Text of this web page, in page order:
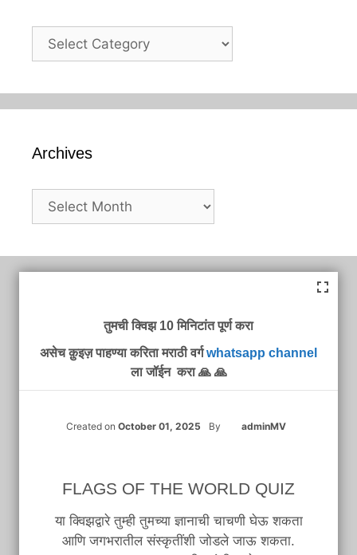
Categories
Archives
Archives
तुमची क्विझ 10 मिनिटांत पूर्ण करा
असेच क़ुइज़ पाहण्या करिता मराठी वर्गwhatsapp channel
ला जॉईन करा 🙏 🙏
Created on October 01, 2025 By adminMV
FLAGS OF THE WORLD QUIZ
या क्विझद्वारे तुम्ही तुमच्या ज्ञानाची चाचणी घेऊ शकता
आणि जगभरातील संस्कृतींशी जोडले जाऊ शकता.